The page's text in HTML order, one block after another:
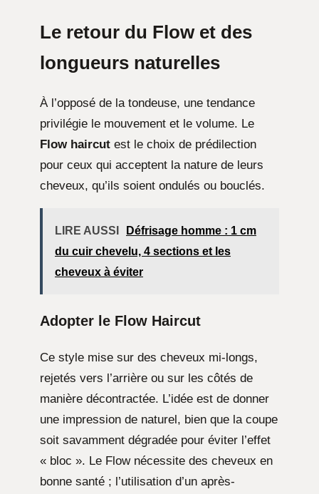
Le retour du Flow et des
longueurs naturelles
À l’opposé de la tondeuse, une tendance
privilégie le mouvement et le volume. Le
Flow haircut est le choix de prédilection
pour ceux qui acceptent la nature de leurs
cheveux, qu’ils soient ondulés ou bouclés.
LIRE AUSSI
Défrisage homme : 1 cm
du cuir chevelu, 4 sections et les
cheveux à éviter
Adopter le Flow Haircut
Ce style mise sur des cheveux mi-longs,
rejetés vers l’arrière ou sur les côtés de
manière décontractée. L’idée est de donner
une impression de naturel, bien que la coupe
soit savamment dégradée pour éviter l’effet
« bloc ». Le Flow nécessite des cheveux en
bonne santé ; l’utilisation d’un après-